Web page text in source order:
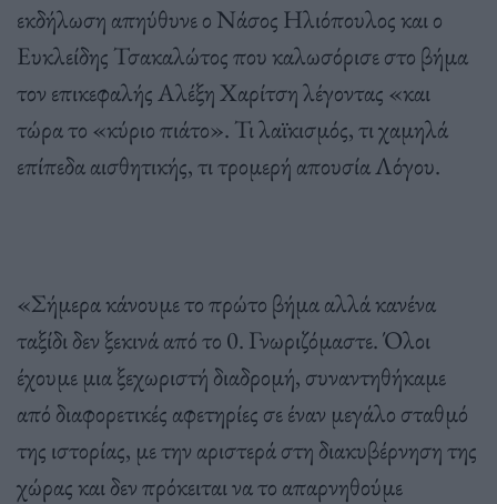
εκδήλωση απηύθυνε ο Νάσος Ηλιόπουλος και ο
Ευκλείδης Τσακαλώτος που καλωσόρισε στο βήμα
τον επικεφαλής Αλέξη Χαρίτση λέγοντας «και
τώρα το «κύριο πιάτο». Τι λαϊκισμός, τι χαμηλά
επίπεδα αισθητικής, τι τρομερή απουσία Λόγου.
«Σήμερα κάνουμε το πρώτο βήμα αλλά κανένα
ταξίδι δεν ξεκινά από το 0. Γνωριζόμαστε. Όλοι
έχουμε μια ξεχωριστή διαδρομή, συναντηθήκαμε
από διαφορετικές αφετηρίες σε έναν μεγάλο σταθμό
της ιστορίας, με την αριστερά στη διακυβέρνηση της
χώρας και δεν πρόκειται να το απαρνηθούμε